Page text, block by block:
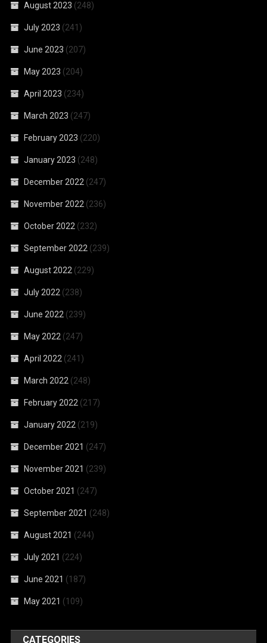
August 2023 (248)
July 2023 (241)
June 2023 (207)
May 2023 (204)
April 2023 (234)
March 2023 (247)
February 2023 (220)
January 2023 (248)
December 2022 (247)
November 2022 (236)
October 2022 (232)
September 2022 (239)
August 2022 (229)
July 2022 (238)
June 2022 (239)
May 2022 (247)
April 2022 (241)
March 2022 (248)
February 2022 (217)
January 2022 (219)
December 2021 (247)
November 2021 (239)
October 2021 (247)
September 2021 (248)
August 2021 (244)
July 2021 (224)
June 2021 (187)
May 2021 (109)
CATEGORIES